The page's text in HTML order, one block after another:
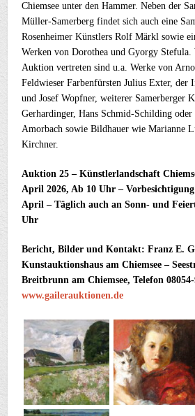
Chiemsee unter den Hammer. Neben der
Müller-Samerberg findet sich auch eine
Rosenheimer Künstlers Rolf Märkl sowie
Werken von Dorothea und Gyorgy
Auktion vertreten sind u.a. Werke von
Feldwieser Farbenfürsten Julius Exter, der
und Josef Wopfner, weiterer Samerberger
Gerhardinger, Hans Schmid-Schilding
Amorbach sowie Bildhauer wie Marianne
Kirchner.
Auktion 25 – Künstlerlandschaft
April 2026, Ab 10 Uhr –
April –Täglich auch an Sonn- und
Uhr
Bericht, Bilder und Kontakt: Franz E.
Kunstauktionshaus am Chiemsee –
Breitbrunn am Chiemsee, Telefon
www.gailerauktionen.de